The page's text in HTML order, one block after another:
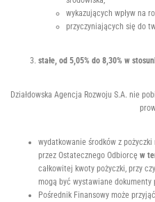
wykazujących wpływ na
przyczyniających się do
stałe, od 5,05% do 8,30% w
Działdowska Agencja Rozwoju S.A. nie
wydatkowanie środków z
przez Ostatecznego Odbiorcę w
całkowitej kwoty pożyczki, przy
mogą być wystawiane
Pośrednik Finansowy może